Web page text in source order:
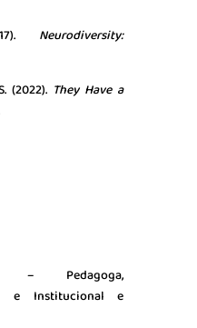
Neurodiversity:
(2022). They Havea
Pedagoga,
e Institucional e